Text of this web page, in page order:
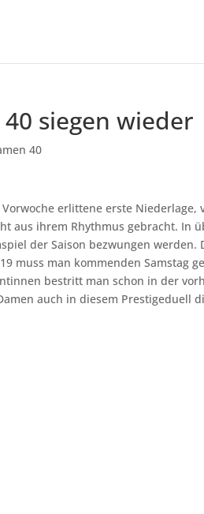
siegen wieder
40
erlittene erste
aus ihrem Rhythmus gebracht. In
der Saison bezwungen
muss man kommenden Samstag
bestritt man schon in der
auch in diesem Prestigeduell